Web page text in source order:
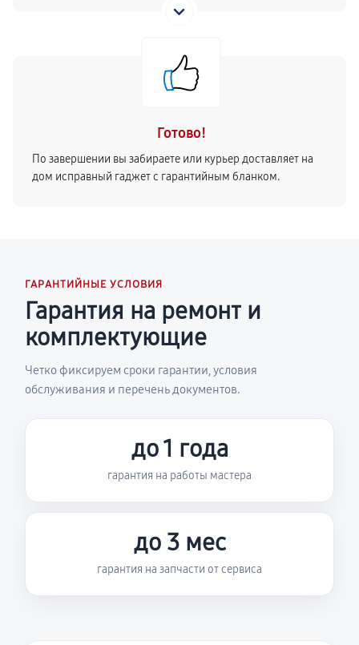
Готово!
По завершении вы забираете или курьер доставляет на
дом исправный гаджет с гарантийным бланком.
ГАРАНТИЙНЫЕ УСЛОВИЯ
Гарантия на ремонт и
комплектующие
Четко фиксируем сроки гарантии, условия
обслуживания и перечень документов.
до 1 года
гарантия на работы мастера
до 3 мес
гарантия на запчасти от сервиса